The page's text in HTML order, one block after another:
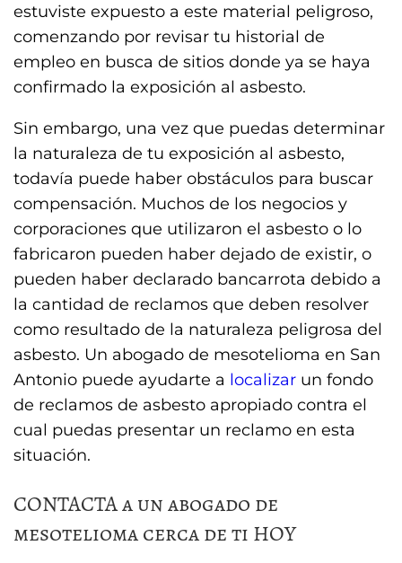
estuviste expuesto a este material peligroso,
comenzando por revisar tu historial de
empleo en busca de sitios donde ya se haya
confirmado la exposición al asbesto.
Sin embargo, una vez que puedas determinar
la naturaleza de tu exposición al asbesto,
todavía puede haber obstáculos para buscar
compensación. Muchos de los negocios y
corporaciones que utilizaron el asbesto o lo
fabricaron pueden haber dejado de existir, o
pueden haber declarado bancarrota debido a
la cantidad de reclamos que deben resolver
como resultado de la naturaleza peligrosa del
asbesto. Un abogado de mesotelioma en San
Antonio puede ayudarte a localizar un fondo
de reclamos de asbesto apropiado contra el
cual puedas presentar un reclamo en esta
situación.
CONTACTA a un abogado de
mesotelioma cerca de ti HOY